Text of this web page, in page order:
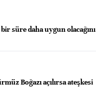
süre daha uygun olacağını
Boğazı açılırsa ateşkesi